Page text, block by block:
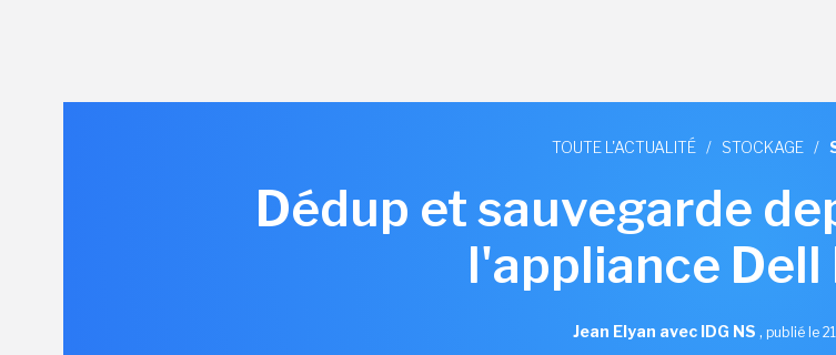
TOUTE L'ACTUALITÉ / STOCKAGE /
Dédup et sauvegarde
l'appliance Dell
Jean Elyan avec IDG NS , publié le